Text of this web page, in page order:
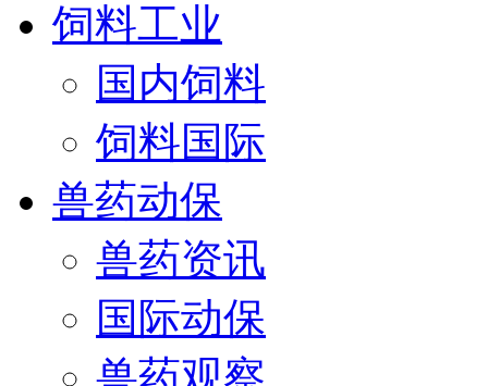
饲料工业
国内饲料
饲料国际
兽药动保
兽药资讯
国际动保